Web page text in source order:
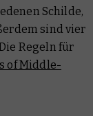
Schilde,
sind vier
Regeln für
of Middle-